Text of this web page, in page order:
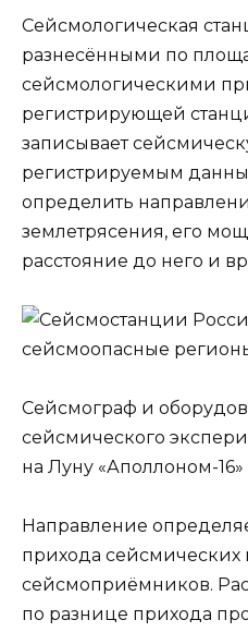
Сейсмологическая
разнесёнными по
сейсмологическими
регистрирующей
записывает
регистрируемым
определить
землетрясения, его
расстояние до него и
Сейсмограф и
сейсмического
на Луну «Аполлоном-16»
Направление
прихода сейсмических
сейсмоприёмников.
по разнице прихода